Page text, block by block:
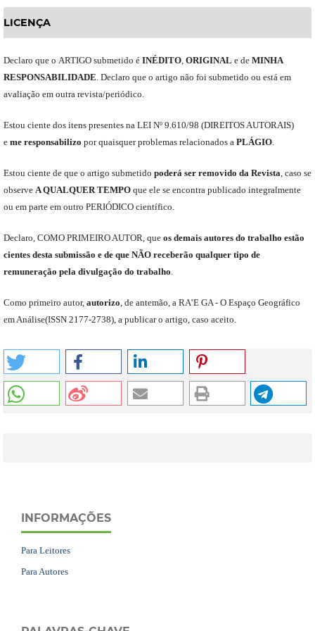
LICENÇA
Declaro que o ARTIGO submetido é INÉDITO, ORIGINAL ede MINHA
RESPONSABILIDADE. Declaro que o artigo não foi submetido ou está em
avaliação em outra revista/periódico.
Estou ciente dos itens presentes na LEI Nº 9.610/98 (DIREITOS AUTORAIS)
e meresponsabilizo por quaisquer problemas relacionados a PLÁGIO.
Estou ciente de que o artigo submetido poderá ser removido da Revista,caso se
observe A QUALQUER TEMPOque elese encontra publicado integralmente
ou em parte em outro PERIÓDICOcientífico.
Declaro, COMO PRIMEIRO AUTOR,que os demais autores do trabalho estão
cientes desta submissão e de que NÃOreceberão qualquer tipo de
remuneração pela divulgação do trabalho.
Como primeiro autor, autorizo, de antemão, a RA’E GA - O Espaço Geográfico
em Análise(ISSN 2177-2738), a publicar o artigo, caso aceito.
INFORMAÇÕES
Para Leitores
Para Autores